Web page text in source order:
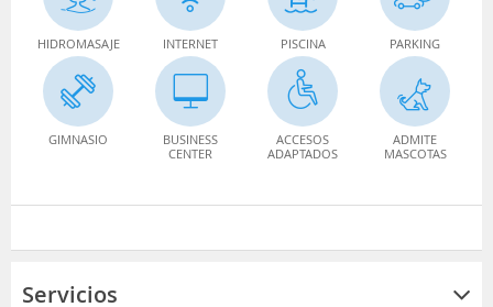
HIDROMASAJE INTERNET PISCINA PARKING
GIMNASIO
BUSINESS
CENTER
ACCESOS
ADAPTADOS
ADMITE
MASCOTAS
Servicios